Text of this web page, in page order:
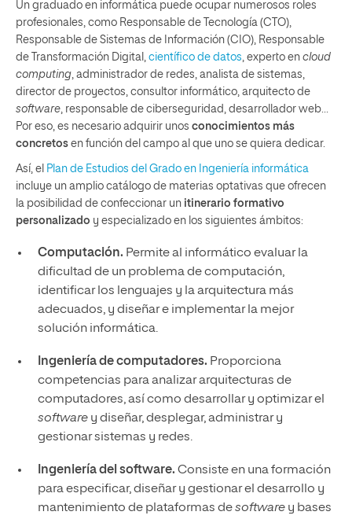
Un graduado en informática puede ocupar numerosos roles
profesionales, como Responsable de Tecnología (CTO),
Responsable de Sistemas de Información (CIO), Responsable
de Transformación Digital, científico de datos , experto en cloud
computing , administrador de redes, analista de sistemas,
director de proyectos, consultor informático, arquitecto de
software , responsable de ciberseguridad, desarrollador web…
Por eso, es necesario adquirir unos conocimientos más
concretos en función del campo al que uno se quiera dedicar.
Así, el Plan de Estudios del Grado en Ingeniería informática
incluye un amplio catálogo de materias optativas que ofrecen
la posibilidad de confeccionar un itinerario formativo
personalizado y especializado en los siguientes ámbitos:
Computación. Permite al informático evaluar la
dificultad de un problema de computación,
identificar los lenguajes y la arquitectura más
adecuados, y diseñar e implementar la mejor
solución informática.
Ingeniería de computadores. Proporciona
competencias para analizar arquitecturas de
computadores, así como desarrollar y optimizar el
software y diseñar, desplegar, administrar y
gestionar sistemas y redes.
Ingeniería del software. Consiste en una formación
para especificar, diseñar y gestionar el desarrollo y
mantenimiento de plataformas desoftware y bases